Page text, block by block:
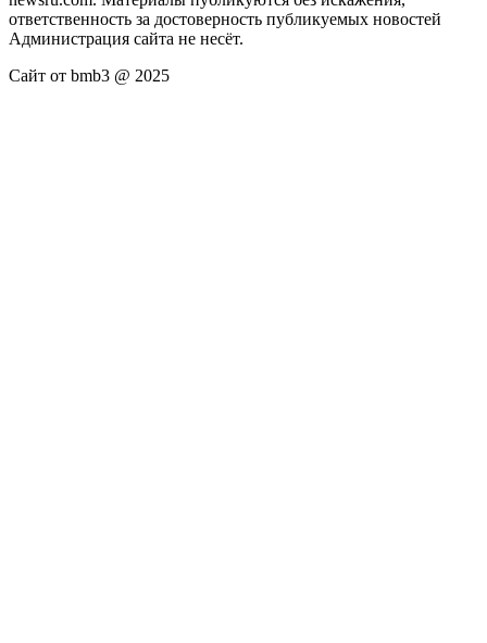
ответственность за достоверность публикуемых новостей
Администрация сайта не несёт.
Сайт от bmb3 @ 2025